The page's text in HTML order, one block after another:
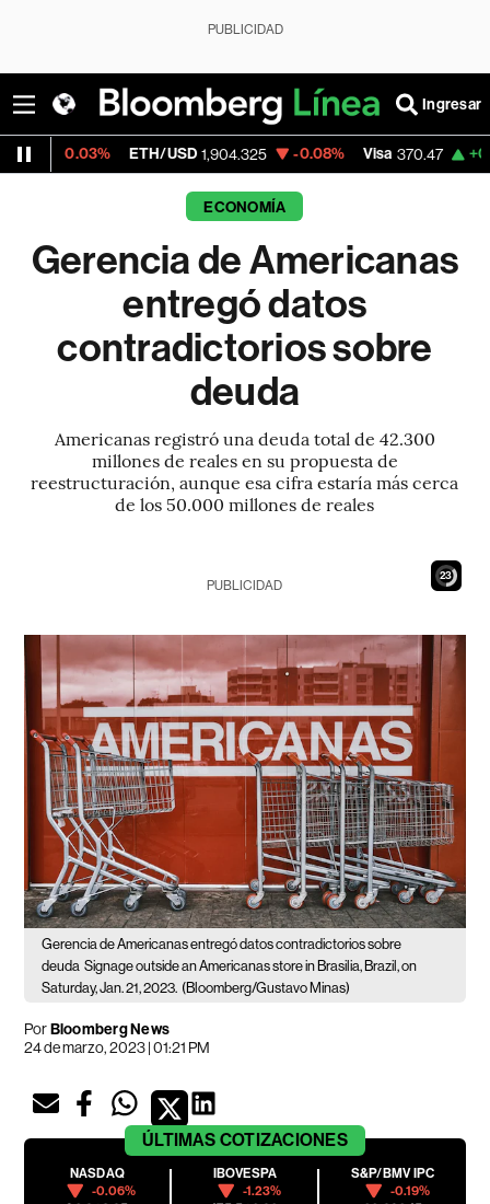
PUBLICIDAD
Ingresar
ETH/USD 1,904.325 -0.08% Visa 370.47 +0.52%
ECONOMÍA
Gerencia de Americanas
entregó datos
contradictorios sobre
deuda
Americanas registró una deuda total de 42.300
millones de reales en su propuesta de
reestructuración, aunque esa cifra estaría más cerca
de los 50.000 millones de reales
21
PUBLICIDAD
Gerencia de Americanas entregó datos contradictorios sobre
deuda Signage outside an Americanas store in Brasilia, Brazil, on
Saturday, Jan. 21, 2023. (Bloomberg/Gustavo Minas)
PorBloomberg News
24 de marzo, 2023 | 01:21 PM
ÚLTIMAS COTIZACIONES
NASDAQ
-0.06%
IBOVESPA
-1.23%
S&P/BMV IPC
-0.19%